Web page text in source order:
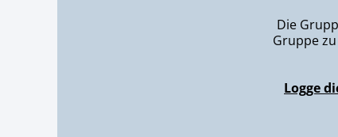
Die
Gruppe
Logge